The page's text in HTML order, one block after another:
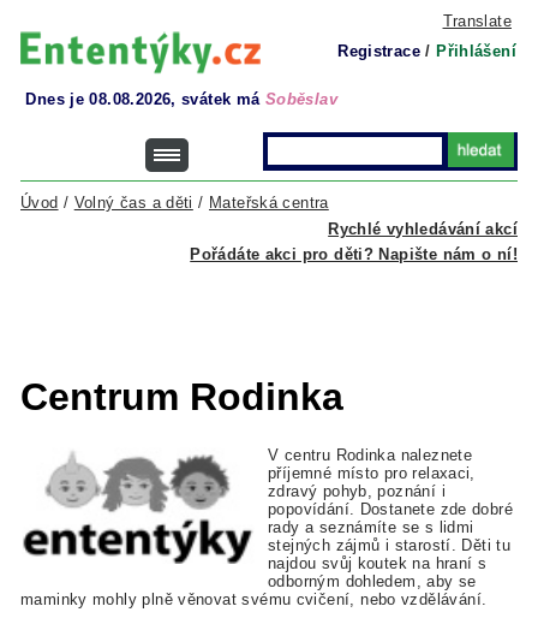
Translate
Registrace / Přihlášení
Dnes je 08.08.2026, svátek má Soběslav
Rychlé vyhledávání akcí
Úvod / Volný čas a děti / Mateřská centra
Pořádáte akci pro děti? Napište nám o ní!
Centrum Rodinka
V centru Rodinka naleznete
příjemné místo pro relaxaci,
zdravý pohyb, poznání i
popovídání. Dostanete zde dobré
rady a seznámíte se s lidmi
stejných zájmů i starostí. Děti tu
najdou svůj koutek na hraní s
odborným dohledem, aby se
maminky mohly plně věnovat svému cvičení, nebo vzdělávání.